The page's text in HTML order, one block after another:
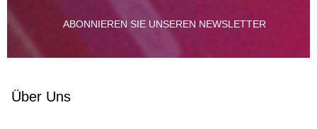
ABONNIEREN SIE UNSEREN NEWSLETTER
Über Uns